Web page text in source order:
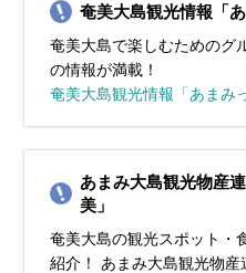
奄美大島観光情報「あ
奄美大島で楽しむためのグ
の情報が満載！
奄美大島観光情報「あまみ
あまみ大島観光物産
美」
奄美大島の観光スポット・
紹介！ あまみ大島観光物